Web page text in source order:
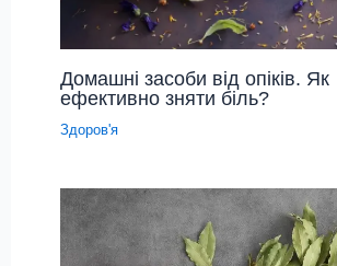
Домашні засоби від опіків. Як
ефективно зняти біль?
Здоров'я